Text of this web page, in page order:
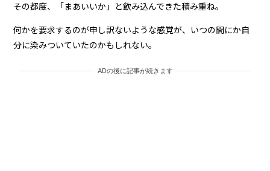
その都度、「まあいいか」と飲み込んできた積み重ね。
何かを要求するのが申し訳ないような感覚が、いつの間にか自
分に染みついていたのかもしれない。
ADの後に記事が続きます